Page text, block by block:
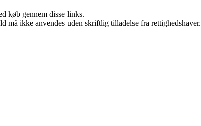
køb gennem disse links.
ikke anvendes uden skriftlig tilladelse fra rettighedshaver.